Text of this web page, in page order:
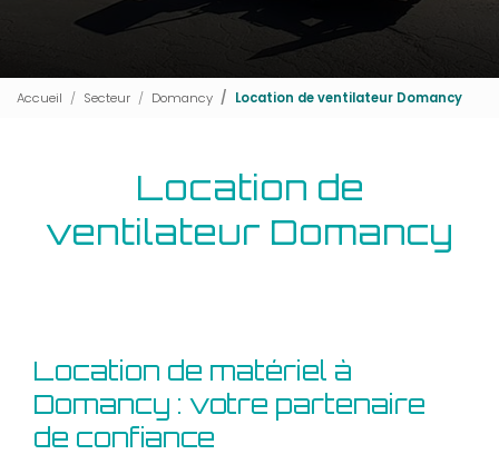
Accueil Secteur Domancy Location de ventilateur Domancy
Location de
ventilateur Domancy
Location de matériel à
Domancy : votre partenaire
de confiance